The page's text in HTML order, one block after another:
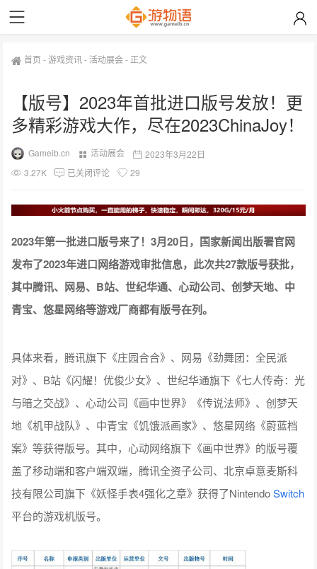
首页 -游戏资讯-活动展会- 正文
【版号】2023年首批进口版号发放！更
多精彩游戏大作，尽在2023ChinaJoy！
Gameib.cn 活动展会
2023年3月22日
3.27K
已关闭评论 29
2023年第一批进口版号来了！3月20日，国家新闻出版署官网
发布了2023年进口网络游戏审批信息，此次共27款版号获批，
其中腾讯、网易、B站、世纪华通、心动公司、创梦天地、中
青宝、悠星网络等游戏厂商都有版号在列。
具体来看，腾讯旗下《庄园合合》、网易《劲舞团：全民派
对》、B站《闪耀！优俊少女》、世纪华通旗下《七人传奇：光
与暗之交战》、心动公司《画中世界》《传说法师》、创梦天
地《机甲战队》、中青宝《饥饿派画家》、悠星网络《蔚蓝档
案》等获得版号。其中，心动网络旗下《画中世界》的版号覆
盖了移动端和客户端双端，腾讯全资子公司、北京卓意麦斯科
技有限公司旗下《妖怪手表4强化之章》获得了NintendoSwitch
平台的游戏机版号。